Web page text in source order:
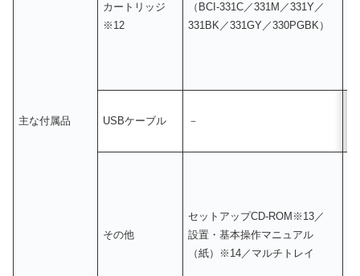
主な付属品
カートリッジ
※12
（BCI-331C／331M／331Y／
331BK／331GY／330PGBK）
USBケーブル －
その他
セットアップCD-ROM※13／
設置・基本操作マニュアル
（紙）※14／マルチトレイ